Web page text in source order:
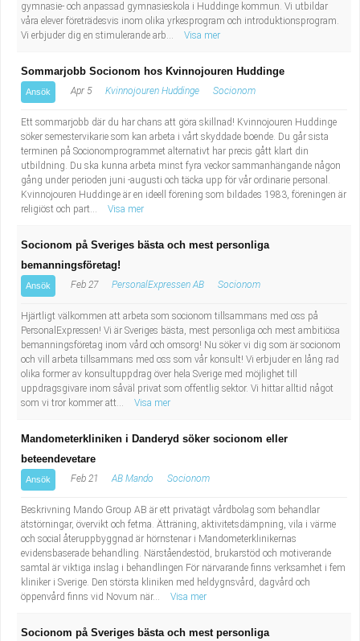
gymnasie- och anpassad gymnasieskola i Huddinge kommun. Vi utbildar
våra elever företrädesvis inom olika yrkesprogram och introduktionsprogram.
Vi erbjuder dig en stimulerande arb...
Visa mer
Sommarjobb Socionom hos Kvinnojouren Huddinge
Ansök Apr 5 Kvinnojouren Huddinge Socionom
Ett sommarjobb där du har chans att göra skillnad! Kvinnojouren Huddinge
söker semestervikarie som kan arbeta i vårt skyddade boende. Du går sista
terminen på Socionomprogrammet alternativt har precis gått klart din
utbildning. Du ska kunna arbeta minst fyra veckor sammanhängande någon
gång under perioden juni -augusti och täcka upp för vår ordinarie personal.
Kvinnojouren Huddinge är en ideell förening som bildades 1983, föreningen är
religiöst och part...
Visa mer
Socionom på Sveriges bästa och mest personliga
bemanningsföretag!
Ansök Feb 27 PersonalExpressen AB Socionom
Hjärtligt välkommen att arbeta som socionom tillsammans med oss på
PersonalExpressen! Vi är Sveriges bästa, mest personliga och mest ambitiösa
bemanningsföretag inom vård och omsorg! Nu söker vi dig som är socionom
och vill arbeta tillsammans med oss som vår konsult! Vi erbjuder en lång rad
olika former av konsultuppdrag över hela Sverige med möjlighet till
uppdragsgivare inom såväl privat som offentlig sektor. Vi hittar alltid något
som vi tror kommer att...
Visa mer
Mandometerkliniken i Danderyd söker socionom eller
beteendevetare
Ansök Feb 21 AB Mando Socionom
Beskrivning Mando Group AB är ett privatägt vårdbolag som behandlar
ätstörningar, övervikt och fetma. Ätträning, aktivitetsdämpning, vila i värme
och social återuppbyggnad är hörnstenar i Mandometerklinikernas
evidensbaserade behandling. Närståendestöd, brukarstöd och motiverande
samtal är viktiga inslag i behandlingen För närvarande finns verksamhet i fem
kliniker i Sverige. Den största kliniken med heldygnsvård, dagvård och
öppenvård finns vid Novum när...
Visa mer
Socionom på Sveriges bästa och mest personliga